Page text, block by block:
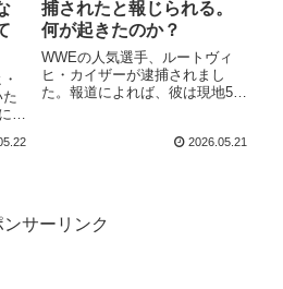
フ
報
捕されたと報じられる。
何が起きたのか？
WWEの人気選手、ルートヴィ
ヒ・カイザーが逮捕されまし
た。報道によれば、彼は現地5月
した。逮捕者情報サイト
もなく、彼が1000ドルの保釈金
を支払い、オレンジ郡の矯正施
2026.05.21
ンサーリンク